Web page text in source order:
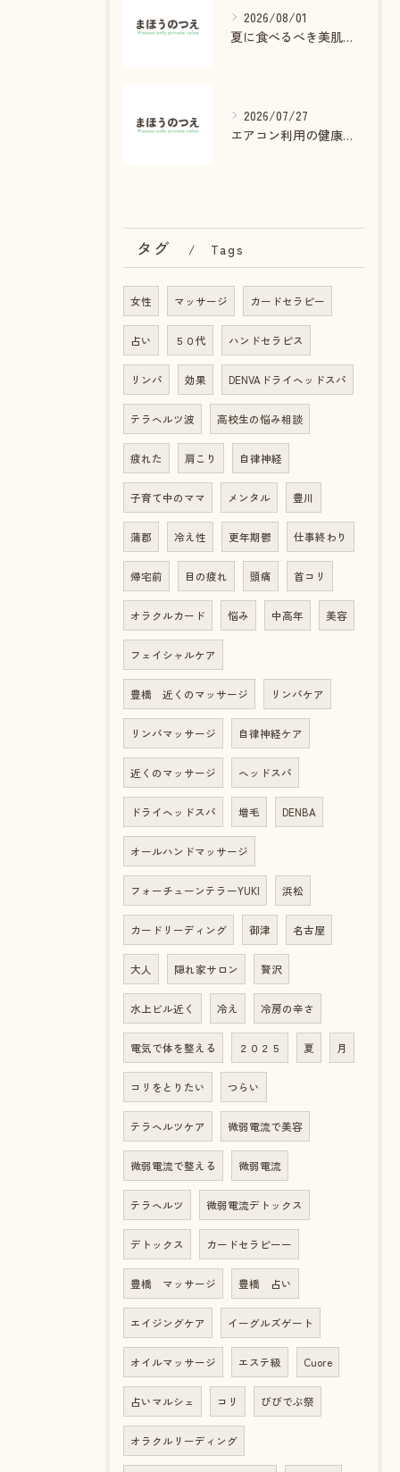
2026/08/01
夏に食べるべき美肌効果食材
2026/07/27
エアコン利用の健康被害を防ぐ方法
タグ Tags
女性 マッサージ カードセラピー
占い ５０代 ハンドセラピス
リンパ 効果 DENVAドライヘッドスパ
テラヘルツ波 高校生の悩み相談
疲れた 肩こり 自律神経
子育て中のママ メンタル 豊川
蒲郡 冷え性 更年期鬱 仕事終わり
帰宅前 目の疲れ 頭痛 首コリ
オラクルカード 悩み 中高年 美容
フェイシャルケア
豊橋 近くのマッサージ リンパケア
リンパマッサージ 自律神経ケア
近くのマッサージ ヘッドスパ
ドライヘッドスパ 増毛 DENBA
オールハンドマッサージ
フォーチューンテラーYUKI 浜松
カードリーディング 御津 名古屋
大人 隠れ家サロン 贅沢
水上ビル近く 冷え 冷房の辛さ
電気で体を整える ２０２５ 夏 月
コリをとりたい つらい
テラヘルツケア 微弱電流で美容
微弱電流で整える 微弱電流
テラヘルツ 微弱電流デトックス
デトックス カードセラピーー
豊橋 マッサージ 豊橋 占い
エイジングケア イーグルズゲート
オイルマッサージ エステ級 Cuore
占いマルシェ コリ びびでぶ祭
オラクルリーディング